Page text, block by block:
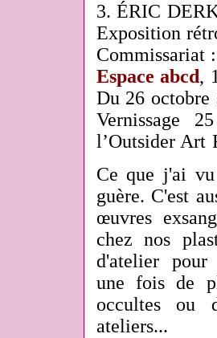
3. ÉRIC
Exposition
Commissariat
Espace abcd,
Du 26 octobre
Vernissage
l’Outsider Art
Ce que j'ai vu
guère. C'est
œuvres
chez nos
d'atelier pour
une fois de
occultes ou
ateliers...